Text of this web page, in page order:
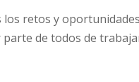
retos y
de todos de